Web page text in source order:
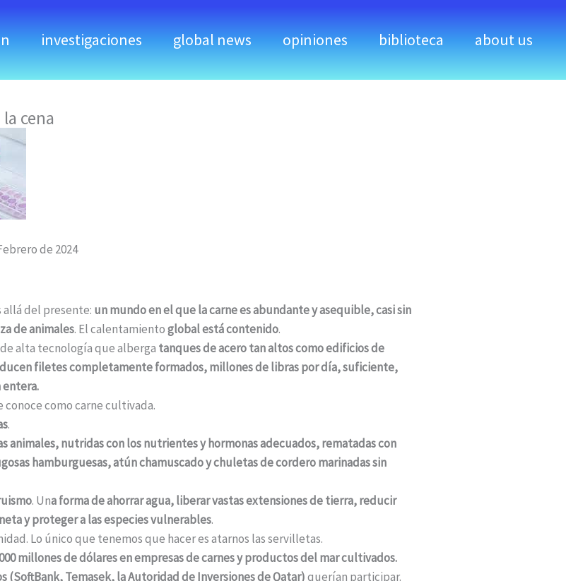
investigaciones global news opiniones biblioteca about us
cena
de 2024
allá del presente: un mundo en el que la carne es abundante y asequible, casi sin
de animales. El calentamientoglobal está contenido.
alta tecnología que alberga tanques de acero tan altos como edificios de
filetes completamente formados, millones de libras por día, suficiente,
como carne cultivada.
.
animales, nutridas con los nutrientes y hormonas adecuados, rematadas con
hamburguesas, atún chamuscado y chuletas de cordero marinadas sin
. Una forma de ahorrar agua, liberar vastas extensiones de tierra, reducir
y proteger a las especies vulnerables.
Lo único que tenemos que hacer es atarnos las servilletas.
millones de dólares en empresas de carnes y productos del mar cultivados.
(SoftBank, Temasek, la Autoridad de Inversiones de Qatar)querían participar.